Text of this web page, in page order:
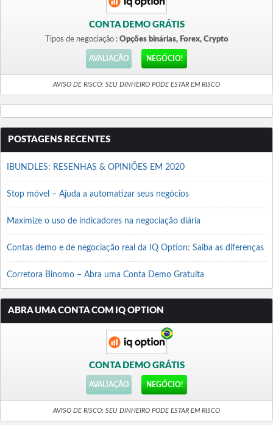
CONTA DEMO GRÁTIS
Tipos de negociação : Opções binárias, Forex, Crypto
AVALIAÇÃO NEGÓCIO!
AVISO DE RISCO: SEU DINHEIRO PODE ESTAR EM RISCO
POSTAGENS RECENTES
IBUNDLES: RESENHAS & OPINIÕES EM 2020
Stop móvel – Ajuda a automatizar seus negócios
Maximize o uso de indicadores na negociação diária
Contas demo e de negociação real da IQ Option: Saiba as diferenças
Corretora Binomo – Abra uma Conta Demo Gratuita
ABRA UMA CONTA COM IQ OPTION
CONTA DEMO GRÁTIS
AVALIAÇÃO NEGÓCIO!
AVISO DE RISCO: SEU DINHEIRO PODE ESTAR EM RISCO